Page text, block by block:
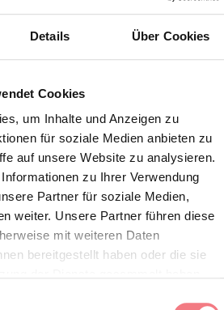
Details Über Cookies
Cookies
um Inhalte und Anzeigen zu
für soziale Medien anbieten zu
auf unsere Website zu analysieren.
zu Ihrer Verwendung
Partner für soziale Medien,
weiter. Unsere Partner führen diese
mit weiteren Daten
bereitgestellt haben oder die sie
1/ 2